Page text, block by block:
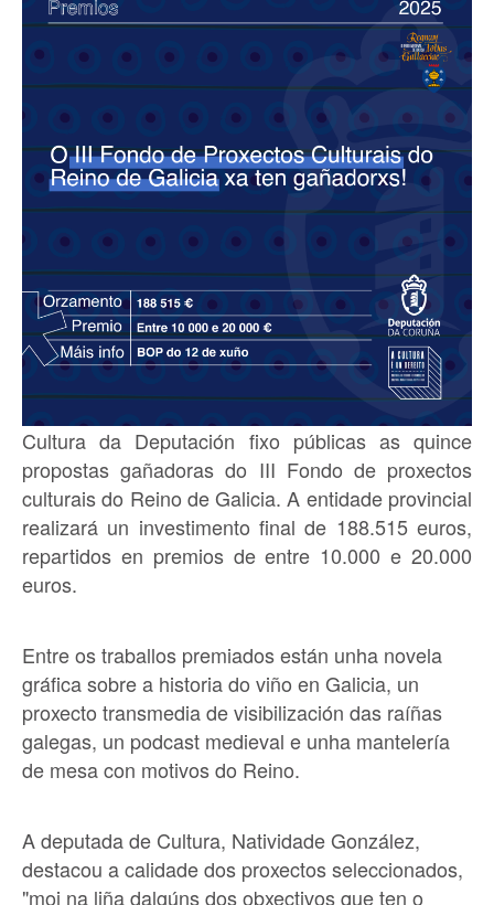
Cultura da Deputación fixo públicas as quince
propostas gañadoras do III Fondo de proxectos
culturais do Reino de Galicia. A entidade provincial
realizará un investimento final de 188.515 euros,
repartidos en premios de entre 10.000 e 20.000
euros.
Entre os traballos premiados están unha novela
gráfica sobre a historia do viño en Galicia, un
proxecto transmedia de visibilización das raíñas
galegas, un podcast medieval e unha mantelería
de mesa con motivos do Reino.
A deputada de Cultura, Natividade González,
destacou a calidade dos proxectos seleccionados,
"moi na liña dalgúns dos obxectivos que ten o